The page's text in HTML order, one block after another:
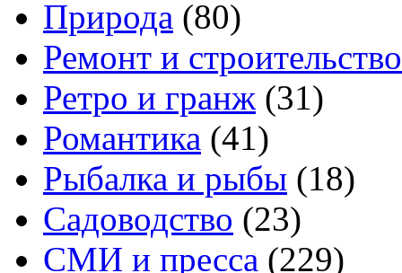
Природа (80)
Ремонт и строительство
Ретро и гранж (31)
Романтика (41)
Рыбалка и рыбы (18)
Садоводство (23)
СМИ и пресса (229)